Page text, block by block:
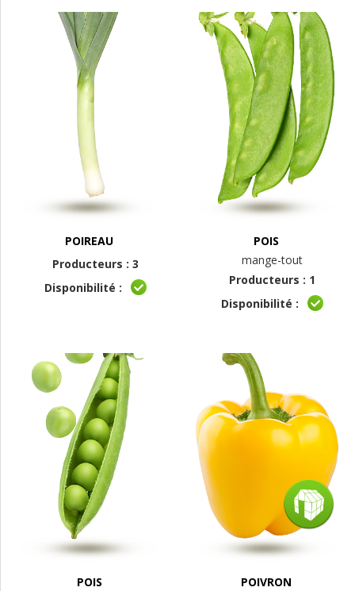
POIREAU
Producteurs : 3
Disponibilité :
POIS
mange-tout
Producteurs : 1
Disponibilité :
POIS
POIVRON